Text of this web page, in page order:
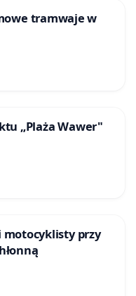
tramwaje w
„Plaża Wawer"
motocyklisty przy